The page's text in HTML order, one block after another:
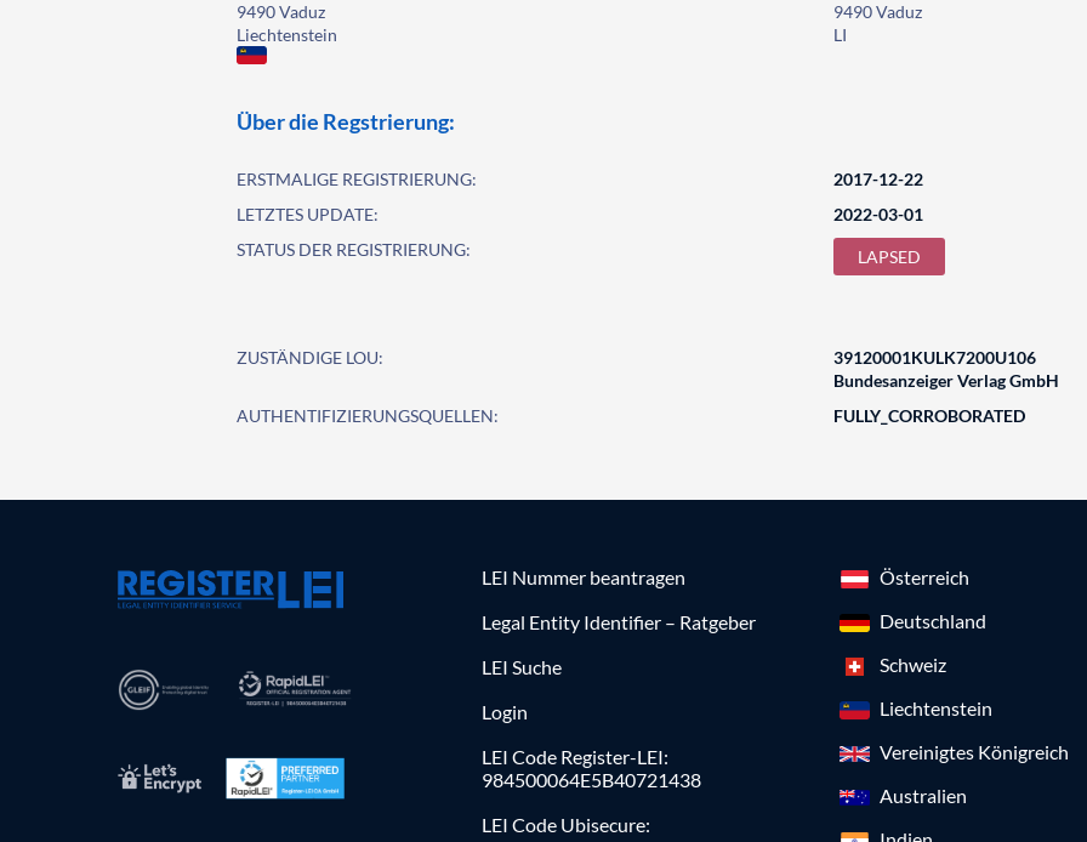
9490 Vaduz
Liechtenstein
9490 Vaduz
LI
Über die Regstrierung:
ERSTMALIGE REGISTRIERUNG:
2017-12-22
LETZTES UPDATE:
2022-03-01
STATUS DER REGISTRIERUNG:
LAPSED
ZUSTÄNDIGE LOU:
39120001KULK7200U106
Bundesanzeiger Verlag GmbH
AUTHENTIFIZIERUNGSQUELLEN:
FULLY_CORROBORATED
LEI Nummer beantragen
Legal Entity Identifier – Ratgeber
LEI Suche
Login
LEI Code Register-LEI:
984500064E5B40721438
LEI Code Ubisecure:
Österreich
Deutschland
Schweiz
Liechtenstein
Vereinigtes Königreich
Australien